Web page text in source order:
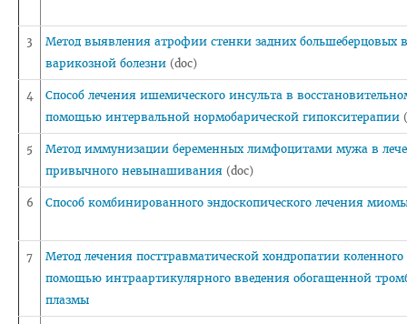
Идеологическая и воспитательная работа в вузе
Герои Беларуси
Отдел по идеологической и воспитательной работе
Студенческий клуб
Спортивный клуб
Cоциально-педагогическая и психологическая служба
2025 год — Год благоустройства
3
Метод выявления атрофии стенки задних большеберцовых
варикозной болезни (doc)
4
Способ лечения ишемического инсульта в
помощью интервальной нормобарической гипокситерапии
5
Метод иммунизации беременных лимфоцитами мужа в
привычного невынашивания (doc)
6 Способ комбинированного эндоскопического лечения
7
Метод лечения посттравматической хондропатии коленного
помощью интраартикулярного введения обогащенной
плазмы